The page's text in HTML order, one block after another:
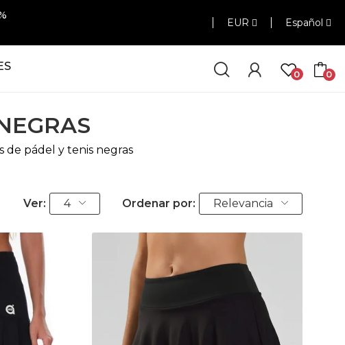
EUR Español
0 0
de pádel y tenis negras
Ver: 4 Ordenar por: Relevancia